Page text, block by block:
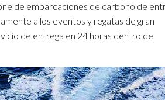
de embarcaciones de carbono de
a los eventos y regatas de gran
de entrega en 24 horas dentro de